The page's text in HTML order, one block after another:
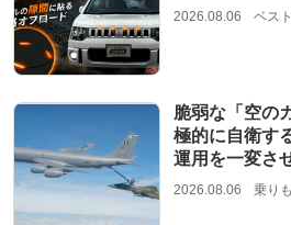
2026.08.06 ベス
脆弱な「空の
極的に自衛す
運用を一変さ
2026.08.06 乗り